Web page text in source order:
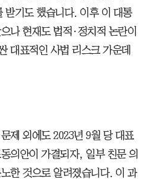
받기도 했습니다. 이후 이 대통
나 현재도 법적·정치적 논란이
대표적인 사법 리스크 가운데
제 외에도 2023년 9월 당 대표
의안이 가결되자, 일부 친문 의
한 것으로 알려졌습니다. 이 과